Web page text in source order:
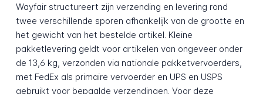
Wayfair structureert zijn verzending en levering rond
twee verschillende sporen afhankelijk van de grootte en
het gewicht van het bestelde artikel. Kleine
pakketlevering geldt voor artikelen van ongeveer onder
de 13,6 kg, verzonden via nationale pakketvervoerders,
met FedEx als primaire vervoerder en UPS en USPS
gebruikt voor bepaalde verzendingen. Voor deze